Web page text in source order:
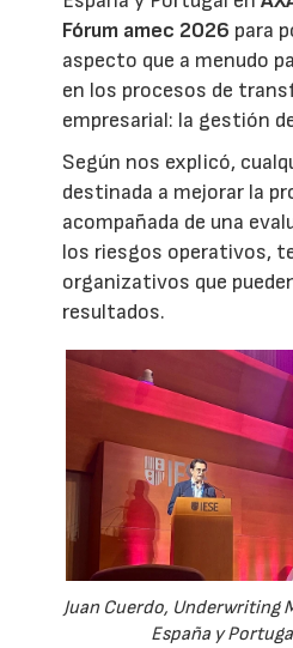
Fórum amec 2026 para
aspecto que a menudo
en los procesos de
empresarial: la gestión
Según nos explicó,
destinada a mejorar la
acompañada de una
los riesgos operativos,
organizativos que
resultados.
Juan Cuerdo, Underwriting
España y